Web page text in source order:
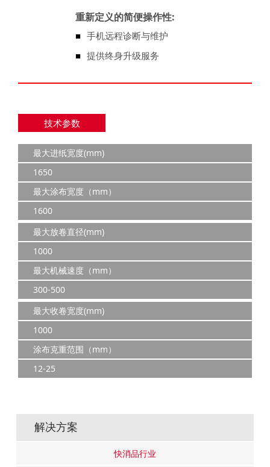
重新定义的简便操作性:
■ 手机远程诊断与维护
■ 提供终身升级服务
技术参数
最大进纸宽度(mm)
1650
最大涂布宽度（mm）
1600
最大放卷直径(mm)
1000
最大机械速度（mm）
300-500
最大收卷宽度(mm)
1000
涂布克重范围（mm）
12-25
解决方案
快消品行业